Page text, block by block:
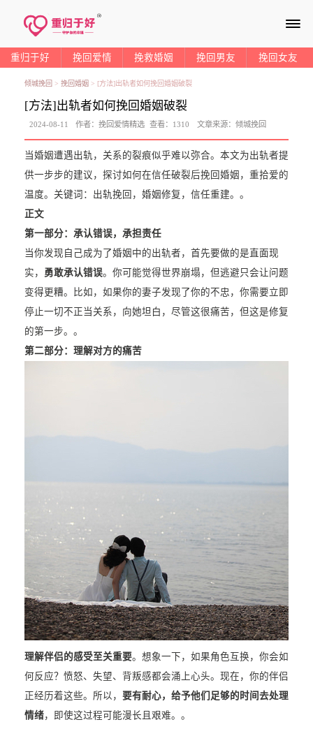
≡
重归于好 挽回爱情 挽救婚姻 挽回男友 挽回女友
倾城挽回 > 挽回婚姻 > [方法]出轨者如何挽回婚姻破裂
[方法]出轨者如何挽回婚姻破裂
2024-08-11 作者：挽回爱情精选 查看： 1310 文章来源： 倾城挽回
当婚姻遭遇出轨，关系的裂痕似乎难以弥合。本文为出轨者提
供一步步的建议，探讨如何在信任破裂后挽回婚姻，重拾爱的
温度。关键词：出轨挽回，婚姻修复，信任重建。。
正文
第一部分：承认错误，承担责任
当你发现自己成为了婚姻中的出轨者，首先要做的是直面现
实， 勇敢承认错误。你可能觉得世界崩塌，但逃避只会让问题
变得更糟。比如，如果你的妻子发现了你的不忠，你需要立即
停止一切不正当关系，向她坦白，尽管这很痛苦，但这是修复
的第一步。。
第二部分：理解对方的痛苦
理解伴侣的感受至关重要。想象一下，如果角色互换，你会如
何反应？愤怒、失望、背叛感都会涌上心头。现在，你的伴侣
正经历着这些。所以， 要有耐心，给予他们足够的时间去处理
情绪，即使这过程可能漫长且艰难。。